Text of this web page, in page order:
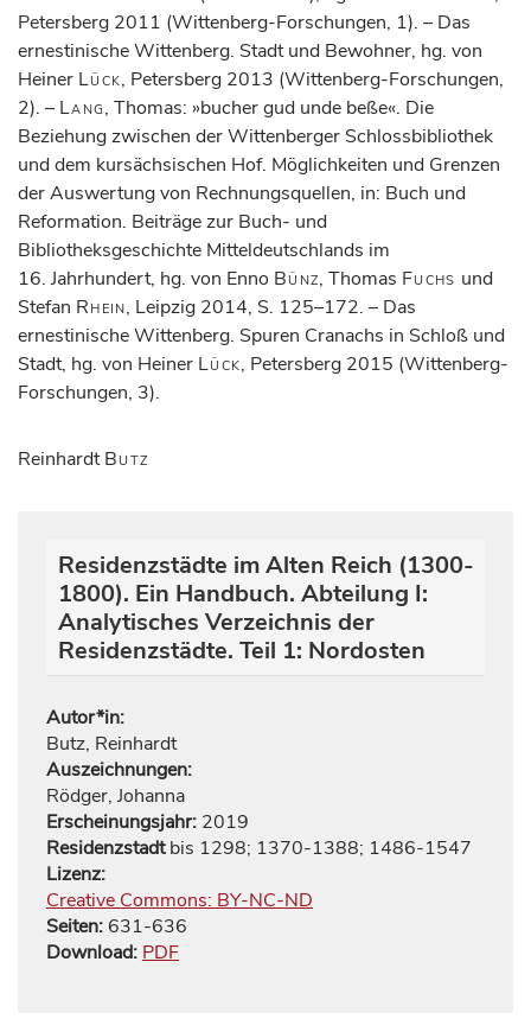
Petersberg 2011 (Wittenberg-Forschungen, 1). – Das
ernestinische Wittenberg. Stadt und Bewohner, hg. von
Heiner Lück, Petersberg 2013 (Wittenberg-Forschungen,
2). – Lang, Thomas: »bucher gud unde beße«. Die
Beziehung zwischen der Wittenberger Schlossbibliothek
und dem kursächsischen Hof. Möglichkeiten und Grenzen
der Auswertung von Rechnungsquellen, in: Buch und
Reformation. Beiträge zur Buch- und
Bibliotheksgeschichte Mitteldeutschlands im
16. Jahrhundert, hg. von Enno Bünz, Thomas Fuchs und
Stefan Rhein, Leipzig 2014, S. 125–172. – Das
ernestinische Wittenberg. Spuren Cranachs in Schloß und
Stadt, hg. von Heiner Lück, Petersberg 2015 (Wittenberg-
Forschungen, 3).
ReinhardtButz
Residenzstädte im Alten Reich (1300-
1800). Ein Handbuch. Abteilung I:
Analytisches Verzeichnis der
Residenzstädte. Teil 1: Nordosten
Autor*in:
Butz, Reinhardt
Auszeichnungen:
Rödger, Johanna
Erscheinungsjahr: 2019
Residenzstadtbis 1298; 1370-1388; 1486-1547
Lizenz:
Creative Commons: BY-NC-ND
Seiten: 631-636
Download: PDF